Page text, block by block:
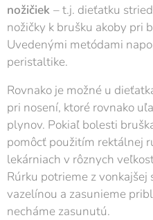
nožičiek – t.j. dieťatku
nožičky k brušku akoby pri
Uvedenými metódami
peristaltike.
Rovnako je možné u
pri nosení, ktoré rovnako
plynov. Pokiaľ bolesti
pomôcť použitím rektálnej
lekárniach v rôznych
Rúrku potrieme z
vazelínou a zasunieme
necháme zasunutú.